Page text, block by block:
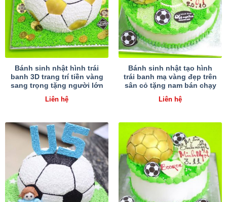
Bánh sinh nhật hình trái
banh 3D trang trí tiền vàng
sang trọng tặng người lớn
Liên hệ
Bánh sinh nhật tạo hình
trái banh mạ vàng đẹp trên
sân cỏ tặng nam bán chạy
Liên hệ